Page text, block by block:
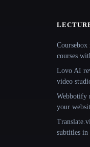
courses
Lovo AI
video
Webbotify
your
subtitles in